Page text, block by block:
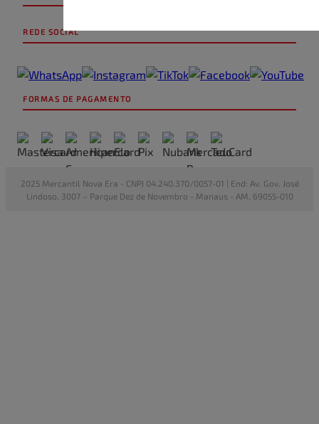
REDE SOCIAL
FORMAS DE PAGAMENTO
2025 Mercantil Nova Era - CNPJ 04.240.370/0057-01 | End: Av. Gov. José
Lindoso, 3007 – Parque Dez de Novembro - Manaus - AM, 69055-010